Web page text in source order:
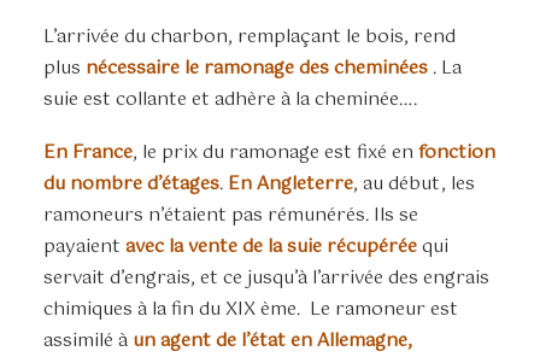
L’arrivée du charbon, remplaçant le bois, rend
plus nécessaire le ramonage des cheminées. La
suie est collante et adhère à la cheminée….
En France, le prix du ramonage est fixé en fonction
du nombre d’étages. En Angleterre, au début, les
ramoneurs n’étaient pas rémunérés. Ils se
payaient avec la vente de la suie récupéréequi
servait d’engrais, et ce jusqu’à l’arrivée des engrais
chimiques à la fin du XIX ème. Le ramoneur est
assimilé à un agent de l’état en Allemagne,